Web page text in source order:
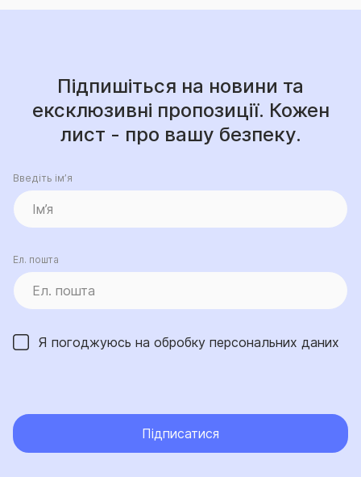
Підпишіться на новини та
ексклюзивні пропозиції. Кожен
лист - про вашу безпеку.
Введіть ім’я
Ел. пошта
Я погоджуюсь на обробку персональних даних
Підписатися